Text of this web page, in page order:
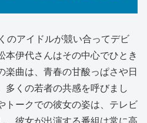
のアイドルが競い合ってデビ
本伊代さんはその中心でひとき
楽曲は、青春の甘酸っぱさや日
多くの若者の共感を呼びまし
トークでの彼女の姿は、テレビ
、彼女が出演する番組は常に高